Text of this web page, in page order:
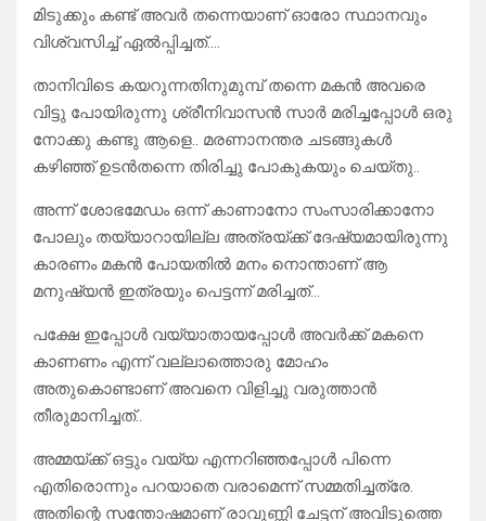
മിടുക്കും കണ്ട് അവർ തന്നെയാണ് ഓരോ സ്ഥാനവും
വിശ്വസിച്ച് ഏൽപ്പിച്ചത്….
താനിവിടെ കയറുന്നതിനുമുമ്പ് തന്നെ മകൻ അവരെ
വിട്ടു പോയിരുന്നു ശ്രീനിവാസൻ സാർ മരിച്ചപ്പോൾ ഒരു
നോക്കു കണ്ടു ആളെ.. മരണാനന്തര ചടങ്ങുകൾ
കഴിഞ്ഞ് ഉടൻതന്നെ തിരിച്ചു പോകുകയും ചെയ്തു..
അന്ന് ശോഭമേഡം ഒന്ന് കാണാനോ സംസാരിക്കാനോ
പോലും തയ്യാറായില്ല അത്രയ്ക്ക് ദേഷ്യമായിരുന്നു
കാരണം മകൻ പോയതിൽ മനം നൊന്താണ് ആ
മനുഷ്യൻ ഇത്രയും പെട്ടന്ന് മരിച്ചത്…
പക്ഷേ ഇപ്പോൾ വയ്യാതായപ്പോൾ അവർക്ക് മകനെ
കാണണം എന്ന് വല്ലാത്തൊരു മോഹം
അതുകൊണ്ടാണ് അവനെ വിളിച്ചു വരുത്താൻ
തീരുമാനിച്ചത്..
അമ്മയ്ക്ക് ഒട്ടും വയ്യ എന്നറിഞ്ഞപ്പോൾ പിന്നെ
എതിരൊന്നും പറയാതെ വരാമെന്ന് സമ്മതിച്ചത്രേ.
അതിന്റെ സന്തോഷമാണ് രാവുണ്ണി ചേട്ടന് അവിടുത്തെ